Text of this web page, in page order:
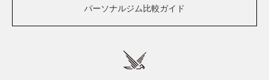
パーソナルジム比較ガイド